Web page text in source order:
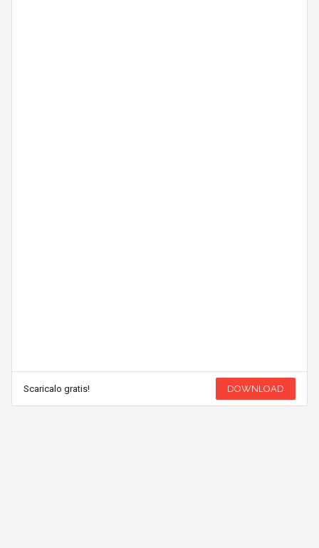
Scaricalo gratis! DOWNLOAD